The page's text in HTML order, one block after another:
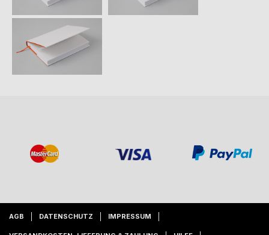
AGB DATENSCHUTZ IMPRESSUM